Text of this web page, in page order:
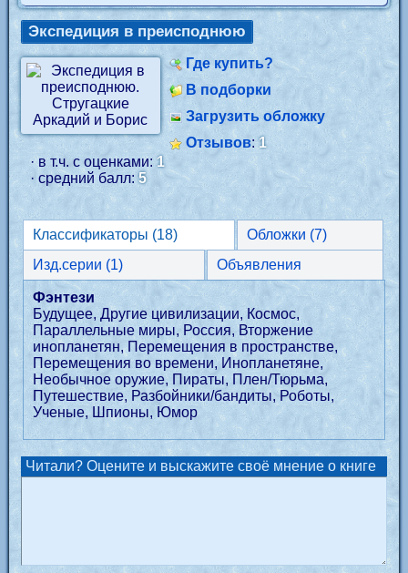
Экспедиция в преисподнюю
Где купить?
В подборки
Загрузить обложку
Отзывов: 1
· в т.ч. с оценками: 1
· средний балл:5
Классификаторы (18)
Обложки (7)
Изд.серии (1)
Объявления
Фэнтези
Будущее, Другие цивилизации, Космос,
Параллельные миры, Россия, Вторжение
инопланетян, Перемещения в пространстве,
Перемещения во времени, Инопланетяне,
Необычное оружие, Пираты, Плен/Тюрьма,
Путешествие, Разбойники/бандиты, Роботы,
Ученые, Шпионы, Юмор
Читали? Оцените и выскажите своё мнение о книге